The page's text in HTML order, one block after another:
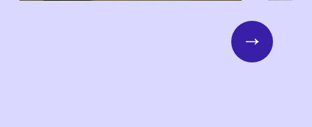
Next